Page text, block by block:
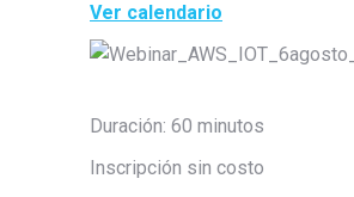
Ver calendario
Duración: 60 minutos
Inscripción sin costo